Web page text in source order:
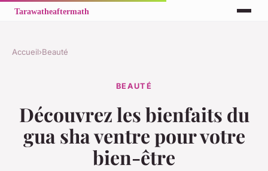
Accueil›Beauté
BEAUTÉ
Découvrez les bienfaits du
gua sha ventre pour votre
bien-être